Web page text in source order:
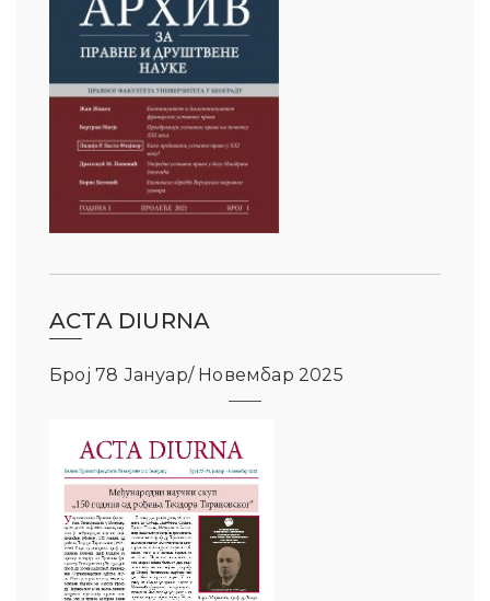
ACTA DIURNA
Број 78 Јануар/ Новембар 2025